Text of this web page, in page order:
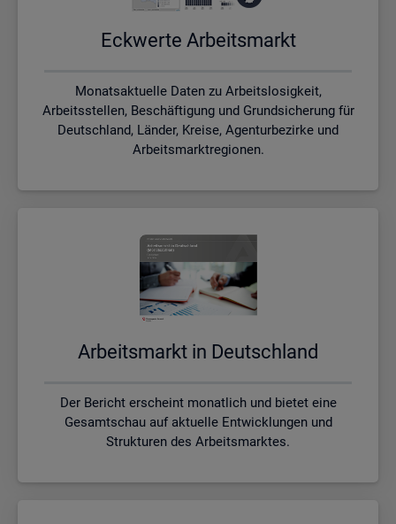
Eck­wer­te Ar­beits­markt
Monatsaktuelle Daten zu Arbeitslosigkeit,
Arbeitsstellen, Beschäftigung und Grundsicherung für
Deutschland, Länder, Kreise, Agenturbezirke und
Arbeitsmarktregionen.
Ar­beits­markt in Deutsch­land
Der Bericht erscheint monatlich und bietet eine
Gesamtschau auf aktuelle Entwicklungen und
Strukturen des Arbeitsmarktes.